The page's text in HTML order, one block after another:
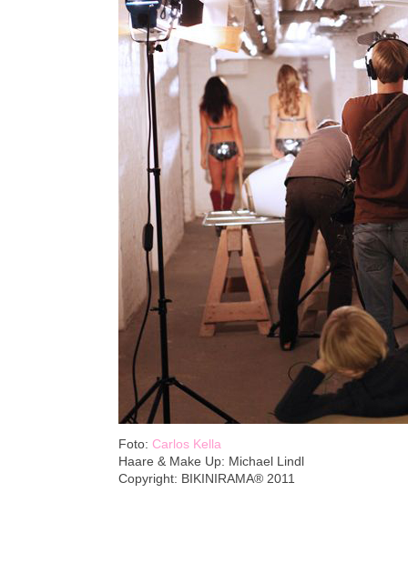
Foto: Carlos Kella
Haare & Make Up: Michael Lindl
Copyright: BIKINIRAMA® 2011